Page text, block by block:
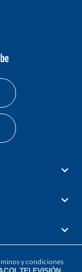
youtube-
y condiciones